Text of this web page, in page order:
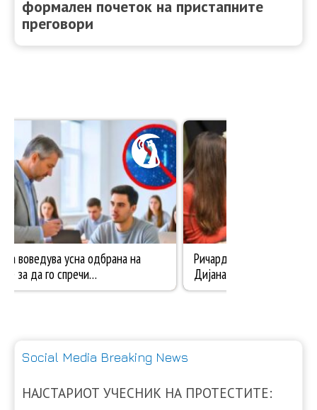
формален почеток на пристапните
преговори
Social Media Breaking News
НАЈСТАРИОТ УЧЕСНИК НА ПРОТЕСТИТЕ: